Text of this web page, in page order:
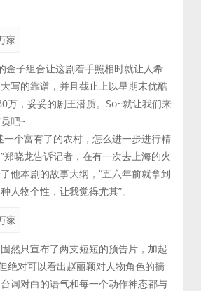
金子组合让这剧着手照相时就让人希
写的靠谱，并且截止上以星期末优酷
万，妥妥的剧王潜质。So~就让我们来
吧~
一个富有了的农村，怎么进一步进行精
郑晓龙告诉记者，在有一次去上海的火
他本剧的故事大纲，“五六年前就拿到
人物个性，让我觉得尤其”。
固然只宣布了两支短短的预告片，加起
绝对可以看出赵丽颖对人物角色的揣
词对白的语气和每一个动作神态都与